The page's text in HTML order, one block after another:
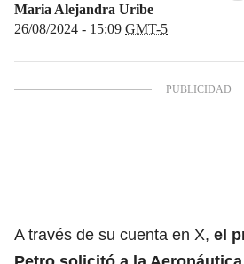
Maria Alejandra Uribe
26/08/2024 - 15:09 GMT-5
A través de su cuenta en X, el